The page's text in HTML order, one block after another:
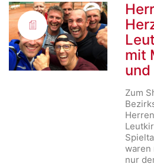
mit
Zum
waren
nur